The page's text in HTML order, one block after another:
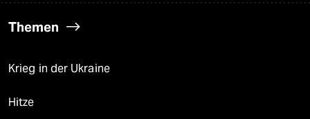
Themen
Krieg in der Ukraine
Hitze